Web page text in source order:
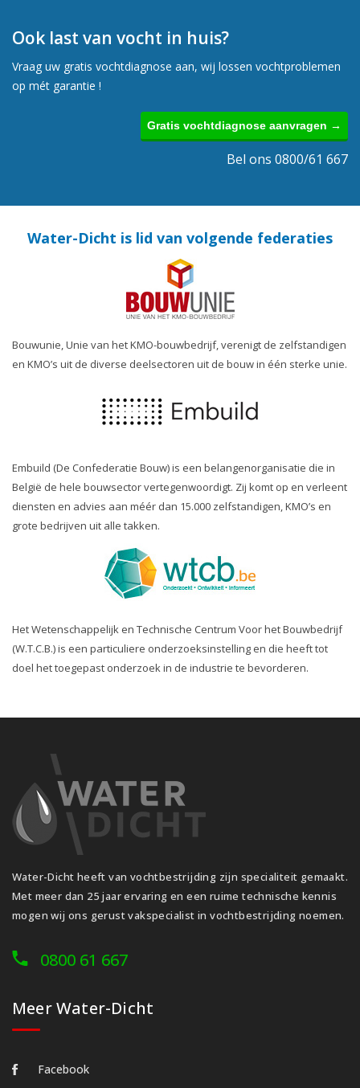
Ook last van vocht in huis?
Vraag uw gratis vochtdiagnose aan, wij lossen vochtproblemen
op mét garantie !
Gratis vochtdiagnose aanvragen →
Bel ons 0800/61 667
Water-Dicht is lid van volgende federaties
Bouwunie, Unie van het KMO-bouwbedrijf, verenigt de zelfstandigen
en KMO’s uit de diverse deelsectoren uit de bouw in één sterke unie.
Embuild (De Confederatie Bouw) is een belangenorganisatie die in
België de hele bouwsector vertegenwoordigt. Zij komt op en verleent
diensten en advies aan méér dan 15.000 zelfstandigen, KMO’s en
grote bedrijven uit alle takken.
Het Wetenschappelijk en Technische Centrum Voor het Bouwbedrijf
(W.T.C.B.) is een particuliere onderzoeksinstelling en die heeft tot
doel het toegepast onderzoek in de industrie te bevorderen.
Water-Dicht heeft van vochtbestrijding zijn specialiteit gemaakt.
Met meer dan 25 jaar ervaring en een ruime technische kennis
mogen wij ons gerust vakspecialist in vochtbestrijding noemen.
0800 61 667
Meer Water-Dicht
Facebook